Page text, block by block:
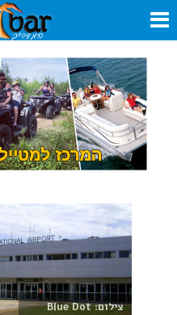
צילום: Blue Dot